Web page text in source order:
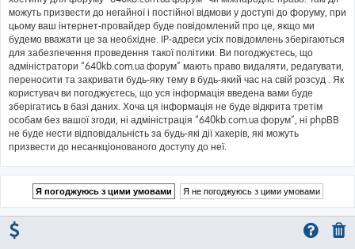
можуть призвести до негайної і постійної відмови у доступі до форуму, при
цьому ваш інтернет-провайдер буде повідомлений про це, якщо ми
будемо вважати це за необхідне. IP-адреси усіх повідомлень зберігаються
для забезпечення проведення такої політики. Ви погоджуєтесь, що
адміністратори “640kb.com.ua форум” мають право видаляти, редагувати,
переносити та закривати будь-яку тему в будь-який час на свій розсуд . Як
користувач ви погоджуєтесь, що уся інформація введена вами буде
зберігатись в базі даних. Хоча ця інформація не буде відкрита третім
особам без вашої згоди, ні адміністрація “640kb.com.ua форум”, ні phpBB
не буде нести відповідальність за будь-які дії хакерів, які можуть
призвести до несанкціонованого доступу до неї.